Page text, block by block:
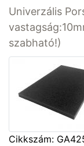
Univerzális
szabható!)
Cikkszám: